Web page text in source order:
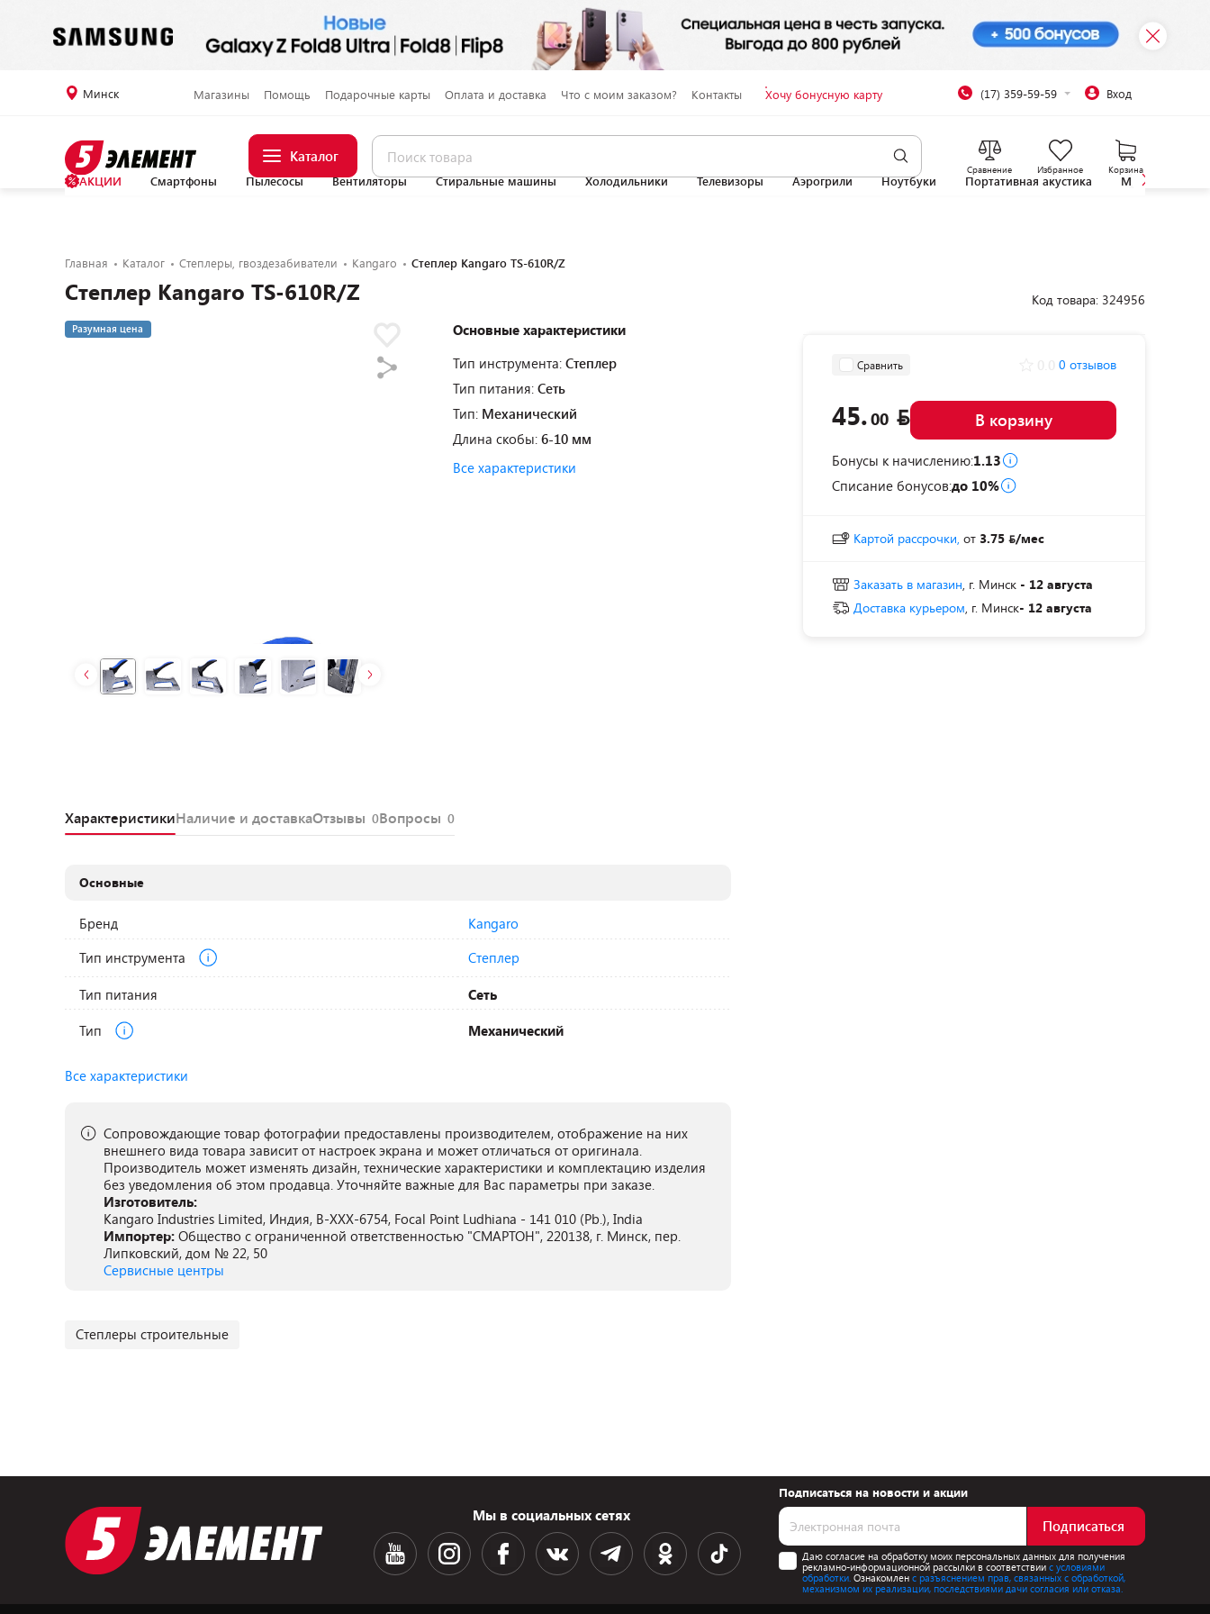
Минск Магазины Помощь Подарочные карты Оплата и доставка Что с моим заказом? Контакты Хочу бонусную карту (17) 359-59-59 Вход
Каталог
Сравнение Избранное Корзина
АКЦИИ Смартфоны Пылесосы Вентиляторы Стиральные машины Холодильники Телевизоры Аэрогрили Ноутбуки Портативная акустика
Главная Каталог Степлеры, гвоздезабиватели Kangaro Степлер Kangaro TS-610R/Z
Степлер Kangaro TS-610R/Z
Разумная цена
Основные характеристики
Тип инструмента: Степлер
Тип питания: Сеть
Тип: Механический
Длина скобы: 6-10 мм
Все характеристики
Код товара: 324956
Сравнить 0 отзывов
45.00 В корзину
Бонусы к начислению:1.13
Списание бонусов:до 10%
Картой рассрочки, от 3.75 /мес
Заказать в магазин, г. Минск - 12 августа
Доставка курьером, г. Минск- 12 августа
ХарактеристикиНаличие и доставкаОтзывы 0Вопросы 0
Основные
Бренд
Kangaro
Тип инструмента
Степлер
Тип питания
Сеть
Тип
Механический
Все характеристики
Сопровождающие товар фотографии предоставлены производителем, отображение на них
внешнего вида товара зависит от настроек экрана и может отличаться от оригинала.
Производитель может изменять дизайн, технические характеристики и комплектацию изделия
без уведомления об этом продавца. Уточняйте важные для Вас параметры при заказе.
Изготовитель:
Kangaro Industries Limited, Индия, B-XXX-6754, Focal Point Ludhiana - 141 010 (Pb.), India
Импортер: Общество с ограниченной ответственностью "СМАРТОН", 220138, г. Минск, пер.
Липковский, дом № 22, 50
Сервисные центры
Степлеры строительные
Мы в социальных сетях
Подписаться на новости и акции
Подписаться
Даю согласие на обработку моих персональных данных для получения
рекламно-информационной рассылки в соответствиис условиями
обработки. Ознакомлен с разъяснением прав, связанных с обработкой,
механизмом их реализации, последствиями дачи согласия или отказа.